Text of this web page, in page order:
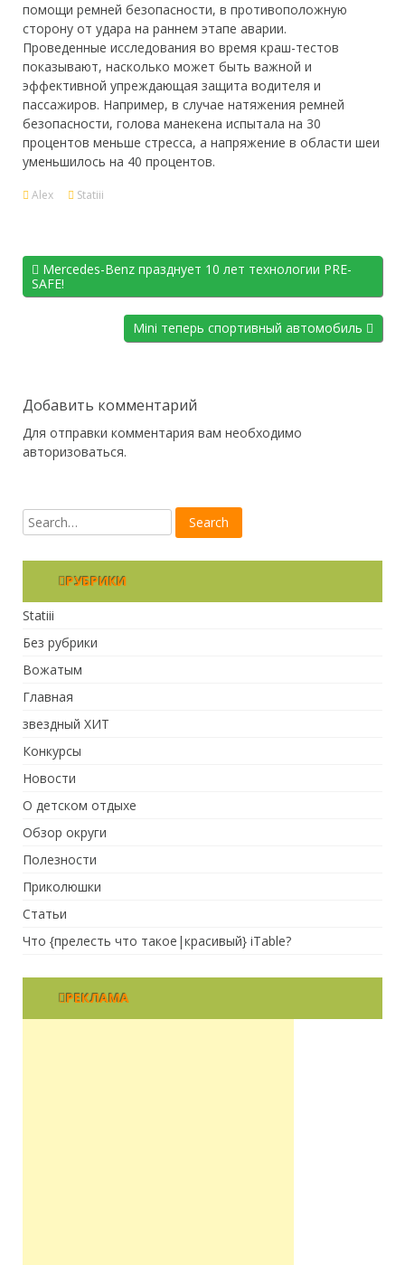
помощи ремней безопасности, в противоположную
сторону от удара на раннем этапе аварии.
Проведенные исследования во время краш-тестов
показывают, насколько может быть важной и
эффективной упреждающая защита водителя и
пассажиров. Например, в случае натяжения ремней
безопасности, голова манекена испытала на 30
процентов меньше стресса, а напряжение в области шеи
уменьшилось на 40 процентов.
Alex Statiii
Mercedes-Benz празднует 10 лет технологии PRE-
SAFE!
Mini теперь спортивный автомобиль
Добавить комментарий
Для отправки комментария вам необходимо
авторизоваться.
РУБРИКИ
Statiii
Без рубрики
Вожатым
Главная
звездный ХИТ
Конкурсы
Новости
О детском отдыхе
Обзор округи
Полезности
Приколюшки
Статьи
Что {прелесть что такое|красивый} iTable?
РЕКЛАМА